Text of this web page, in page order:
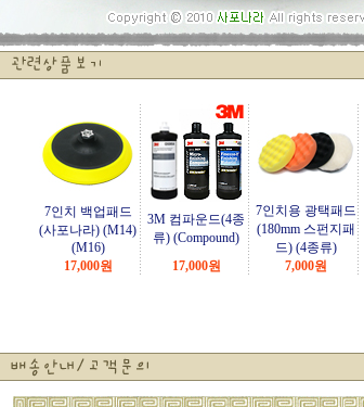
7인치 백업패드
(사포나라) (M14)
(M16)
3M 컴파운드(4종
류) (Compound)
7인치용 광택패드
(180mm 스펀지패
드) (4종류)
17,000원 17,000원 7,000원